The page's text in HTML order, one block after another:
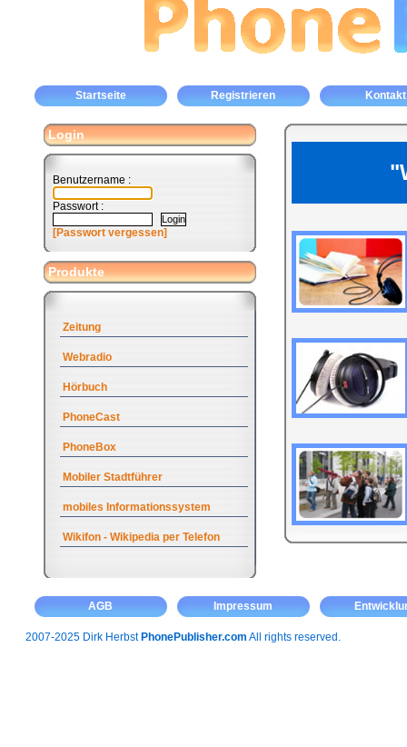
Startseite Registrieren Kontakt
Login
Benutzername :
Passwort :
[Passwort vergessen]
Produkte
Zeitung
Webradio
Hörbuch
PhoneCast
PhoneBox
Mobiler Stadtführer
mobiles Informationssystem
Wikifon - Wikipedia per Telefon
AGB Impressum
2007-2025 Dirk Herbst PhonePublisher.com All rights reserved.